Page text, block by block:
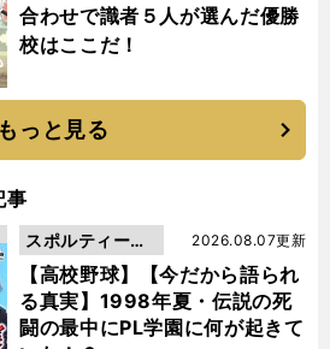
合わせで識者５人が選んだ優勝
校はここだ！
もっと見る
事
【高校野球】【今だから語られ
る真実】1998年夏・伝説の死
闘の最中にPL学園に何が起きて
2026.08.07更新
スポルティーバ
動画